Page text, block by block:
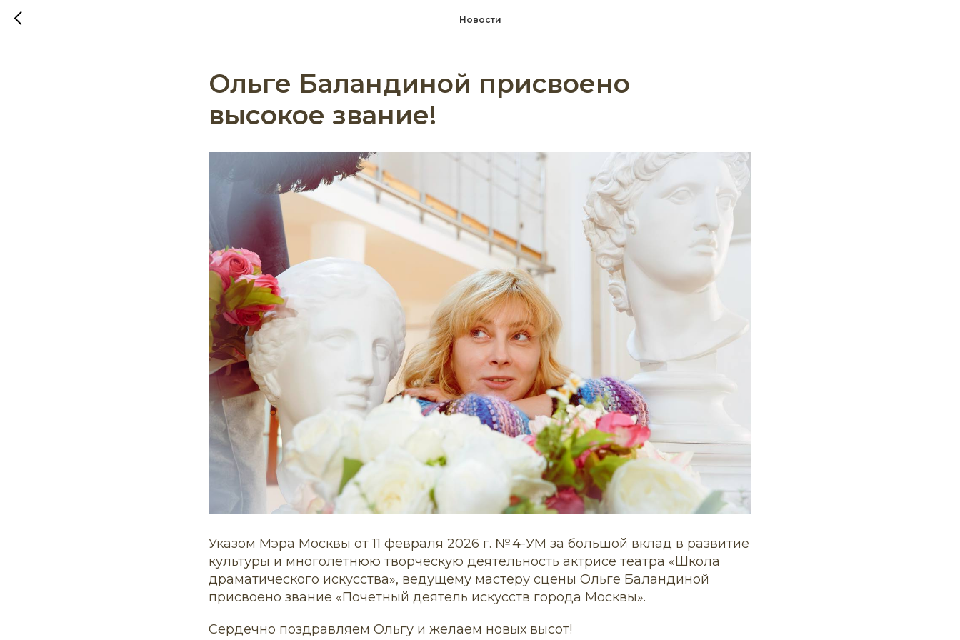
Новости
Ольге Баландиной присвоено
высокое звание!
Указом Мэра Москвы от 11 февраля 2026 г. № 4-УМ за большой вклад в развитие
культуры и многолетнюю творческую деятельность актрисе театра «Школа
драматического искусства», ведущему мастеру сцены Ольге Баландиной
присвоено звание «Почетный деятель искусств города Москвы».
Сердечно поздравляем Ольгу и желаем новых высот!